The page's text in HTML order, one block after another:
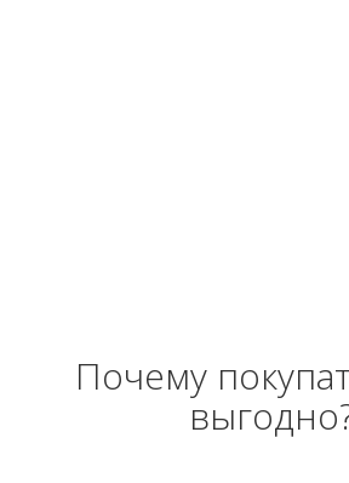
Почему